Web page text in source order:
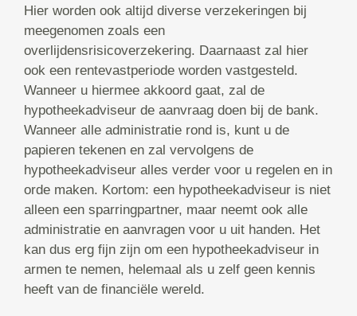
Hier worden ook altijd diverse verzekeringen bij
meegenomen zoals een
overlijdensrisicoverzekering. Daarnaast zal hier
ook een rentevastperiode worden vastgesteld.
Wanneer u hiermee akkoord gaat, zal de
hypotheekadviseur de aanvraag doen bij de bank.
Wanneer alle administratie rond is, kunt u de
papieren tekenen en zal vervolgens de
hypotheekadviseur alles verder voor u regelen en in
orde maken. Kortom: een hypotheekadviseur is niet
alleen een sparringpartner, maar neemt ook alle
administratie en aanvragen voor u uit handen. Het
kan dus erg fijn zijn om een hypotheekadviseur in
armen te nemen, helemaal als u zelf geen kennis
heeft van de financiële wereld.